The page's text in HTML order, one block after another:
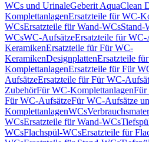
WCs und UrinaleGeberit AquaClean
KomplettanlagenErsatzteile für WC-
WCsErsatzteile für Wand-WCsStand-
WCsWC-AufsätzeErsatzteile für WC-
KeramikenErsatzteile für Für WC-
KeramikenDesignplattenErsatzteile
KomplettanlagenErsatzteile für Für
AufsätzeErsatzteile für Für WC-
ZubehörFür WC-KomplettanlagenFür
Für WC-AufsätzeFür WC-Aufsätze
KomplettanlagenWCs
WCsErsatzteile für Wand-WCs
WCsFlachspül-WCsErsatzteile für